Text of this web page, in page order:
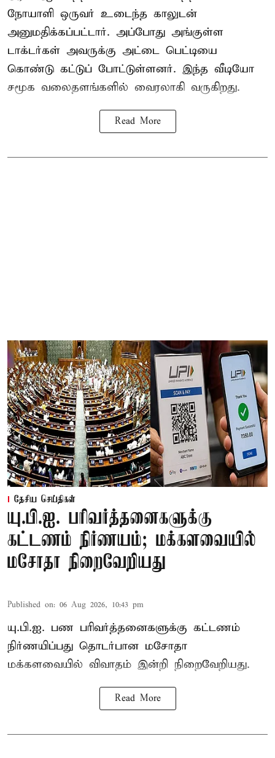
நோயாளி ஒருவர் உடைந்த காலுடன்
அனுமதிக்கப்பட்டார். அப்போது அங்குள்ள
டாக்டர்கள் அவருக்கு அட்டை பெட்டியை
கொண்டு கட்டுப் போட்டுள்ளனர். இந்த வீடியோ
சமூக வலைதளங்களில் வைரலாகி வருகிறது.
Read More
தேசிய செய்திகள்
யு.பி.ஐ. பரிவர்த்தனைகளுக்கு
கட்டணம் நிர்ணயம்; மக்களவையில்
மசோதா நிறைவேறியது
Published on: 06 Aug 2026, 10:43 pm
யு.பி.ஐ. பண பரிவர்த்தனைகளுக்கு கட்டணம்
நிர்ணயிப்பது தொடர்பான மசோதா
மக்களவையில் விவாதம் இன்றி நிறைவேறியது.
Read More